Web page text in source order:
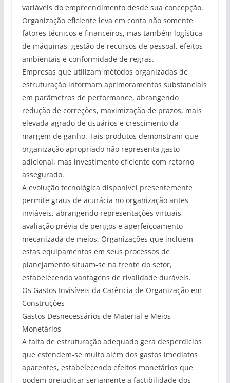
variáveis do empreendimento desde sua concepção.
Organização eficiente leva em conta não somente
fatores técnicos e financeiros, mas também logística
de máquinas, gestão de recursos de pessoal, efeitos
ambientais e conformidade de regras.
Empresas que utilizam métodos organizadas de
estruturação informam aprimoramentos substanciais
em parâmetros de performance, abrangendo
redução de correções, maximização de prazos, mais
elevada agrado de usuários e crescimento da
margem de ganho. Tais produtos demonstram que
organização apropriado não representa gasto
adicional, mas investimento eficiente com retorno
assegurado.
A evolução tecnológica disponível presentemente
permite graus de acurácia no organização antes
inviáveis, abrangendo representações virtuais,
avaliação prévia de perigos e aperfeiçoamento
mecanizada de meios. Organizações que incluem
estas equipamentos em seus processos de
planejamento situam-se na frente do setor,
estabelecendo vantagens de rivalidade duráveis.
Os Gastos Invisíveis da Carência de Organização em
Construções
Gastos Desnecessários de Material e Meios
Monetários
A falta de estruturação adequado gera desperdícios
que estendem-se muito além dos gastos imediatos
aparentes, estabelecendo efeitos monetários que
podem prejudicar seriamente a factibilidade dos